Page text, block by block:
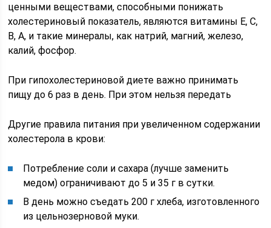
ценными веществами, способными понижать
холестериновый показатель, являются витамины Е, С,
В, А, и такие минералы, как натрий, магний, железо,
калий, фосфор.
При гипохолестериновой диете важно принимать
пищу до 6 раз в день. При этом нельзя передать
Другие правила питания при увеличенном содержании
холестерола в крови:
Потребление соли и сахара (лучше заменить
медом) ограничивают до 5 и 35 г в сутки.
В день можно съедать 200 г хлеба, изготовленного
из цельнозерновой муки.